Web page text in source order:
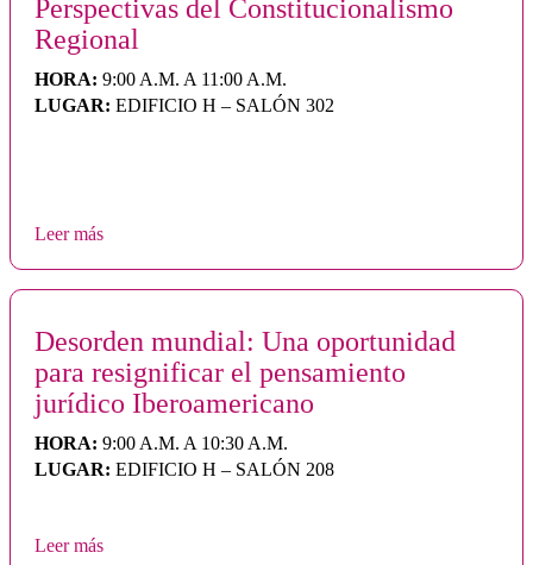
Perspectivas del Constitucionalismo
Regional
HORA: 9:00 A.M. A 11:00 A.M.
LUGAR: EDIFICIO H – SALÓN 302
Leer más
Desorden mundial: Una oportunidad
para resignificar el pensamiento
jurídico Iberoamericano
HORA: 9:00 A.M. A 10:30 A.M.
LUGAR: EDIFICIO H – SALÓN 208
Leer más